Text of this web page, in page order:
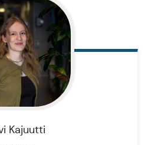
Kajuutti